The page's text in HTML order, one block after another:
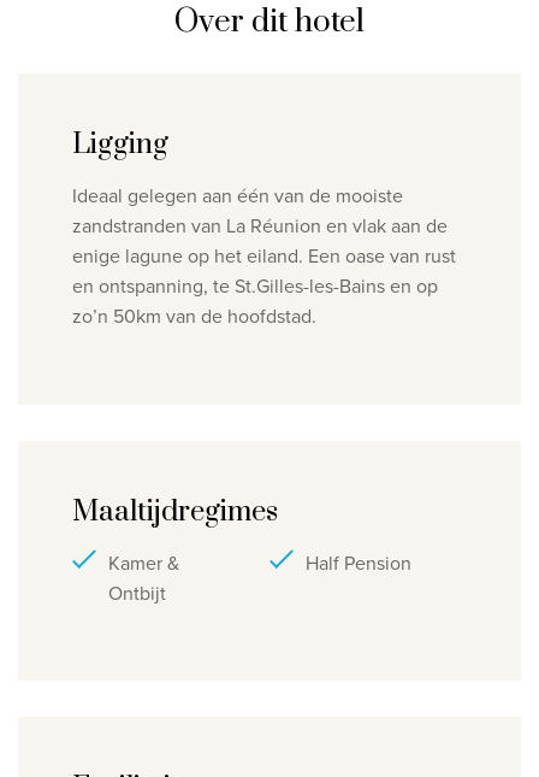
Privacy disclaimer
Over dit hotel
Ligging
Ideaal gelegen aan één van de mooiste
zandstranden van La Réunion en vlak aan de
enige lagune op het eiland. Een oase van rust
en ontspanning, te St.Gilles-les-Bains en op
zo’n 50km van de hoofdstad.
Maaltijdregimes
Kamer &
Ontbijt
Half Pension